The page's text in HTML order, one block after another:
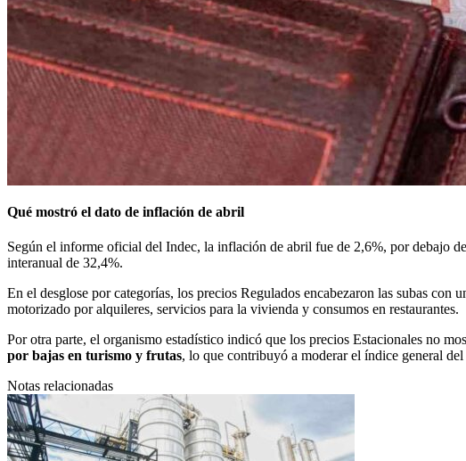
Qué mostró el dato de inflación de abril
Según el informe oficial del Indec, la inflación de abril fue de 2,6%, por debajo
interanual de 32,4%.
En el desglose por categorías, los precios Regulados encabezaron las subas
motorizado por alquileres, servicios para la vivienda y consumos en restaurantes.
Por otra parte, el organismo estadístico indicó que los precios Estacionales no
por bajas en turismo y frutas, lo que contribuyó a moderar el índice general del
Notas relacionadas